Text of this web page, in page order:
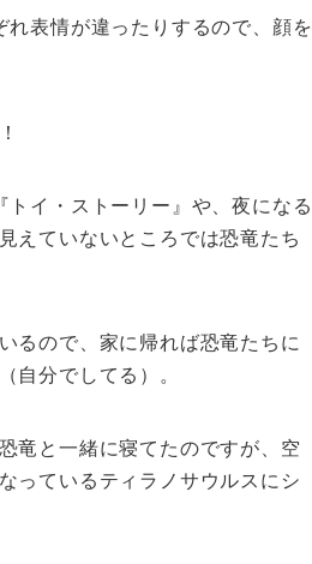
表情が違ったりするので、顔を
イ・ストーリー』や、夜になる
えていないところでは恐竜たち
るので、家に帰れば恐竜たちに
自分でしてる）。
竜と一緒に寝てたのですが、空
っているティラノサウルスにシ